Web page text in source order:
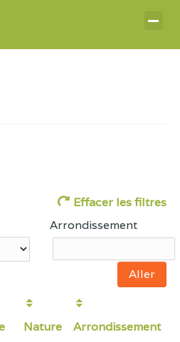
Effacer les filtres
Arrondissement
Nature Arrondissement